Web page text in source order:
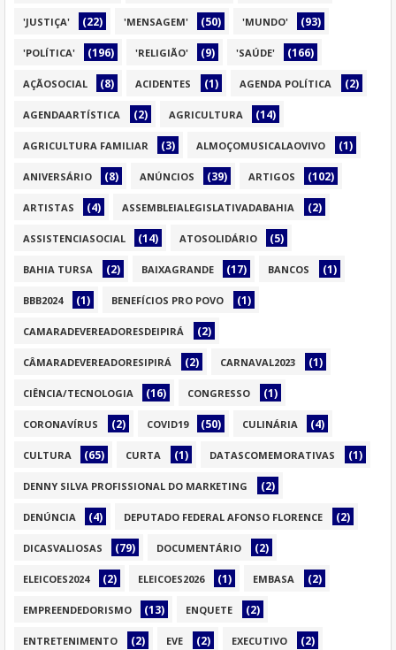
'JUSTIÇA' (22) 'MENSAGEM' (50) 'MUNDO' (93)
'POLÍTICA' (196) 'RELIGIÃO' (9) 'SAÚDE' (166)
AÇÃOSOCIAL (8) ACIDENTES (1) AGENDA POLÍTICA (2)
AGENDAARTÍSTICA (2) AGRICULTURA (14)
AGRICULTURA FAMILIAR (3) ALMOÇOMUSICALAOVIVO (1)
ANIVERSÁRIO (8) ANÚNCIOS (39) ARTIGOS (102)
ARTISTAS (4) ASSEMBLEIALEGISLATIVADABAHIA (2)
ASSISTENCIASOCIAL (14) ATOSOLIDÁRIO (5)
BAHIA TURSA (2) BAIXAGRANDE (17) BANCOS (1)
BBB2024 (1) BENEFÍCIOS PRO POVO (1)
CAMARADEVEREADORESDEIPIRÁ (2)
CÂMARADEVEREADORESIPIRÁ (2) CARNAVAL2023 (1)
CIÊNCIA/TECNOLOGIA (16) CONGRESSO (1)
CORONAVÍRUS (2) COVID19 (50) CULINÁRIA (4)
CULTURA (65) CURTA (1) DATASCOMEMORATIVAS (1)
DENNY SILVA PROFISSIONAL DO MARKETING (2)
DENÚNCIA (4) DEPUTADO FEDERAL AFONSO FLORENCE (2)
DICASVALIOSAS (79) DOCUMENTÁRIO (2)
ELEICOES2024 (2) ELEICOES2026 (1) EMBASA (2)
EMPREENDEDORISMO (13) ENQUETE (2)
ENTRETENIMENTO (2) EVE (2) EXECUTIVO (2)